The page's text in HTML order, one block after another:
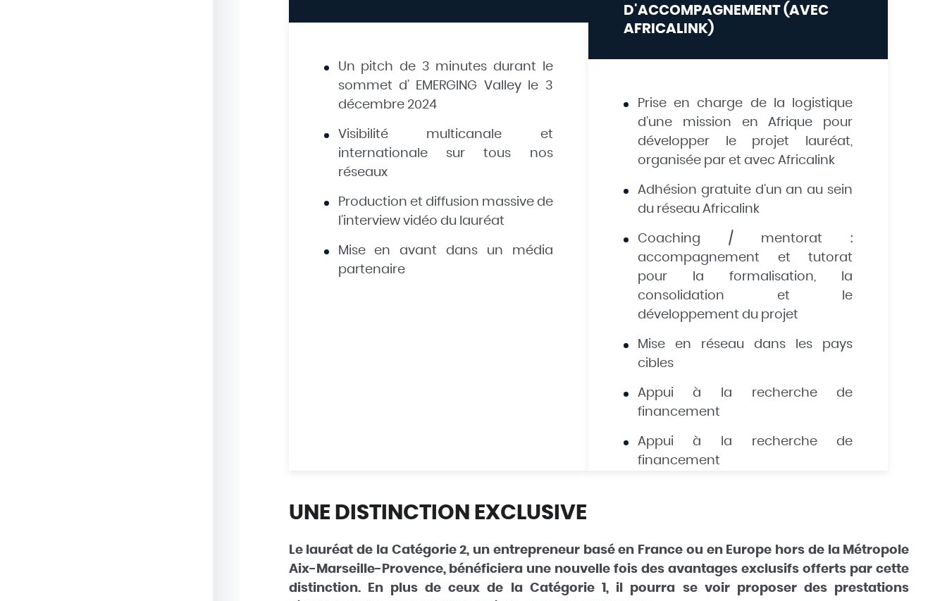
Un pitch de 3 minutes durant le
sommet d’ EMERGING Valley le 3
décembre 2024
Visibilité multicanale et
internationale sur tous nos
réseaux
Production et diffusion massive de
l’interview vidéo du lauréat
Mise en avant dans un média
partenaire
D'ACCOMPAGNEMENT (AVEC
AFRICALINK)
Prise en charge de la logistique
d’une mission en Afrique pour
développer le projet lauréat,
organisée par et avec Africalink
Adhésion gratuite d’un an au sein
du réseau Africalink
Coaching / mentorat :
accompagnement et tutorat
pour la formalisation, la
consolidation et le
développement du projet
Mise en réseau dans les pays
cibles
Appui à la recherche de
financement
Appui à la recherche de
financement
UNE DISTINCTION EXCLUSIVE
Le lauréat de la Catégorie 2, un entrepreneur basé en France ou en Europe hors de la Métropole
Aix-Marseille-Provence, bénéficiera une nouvelle fois des avantages exclusifs offerts par cette
distinction. En plus de ceux de la Catégorie 1, il pourra se voir proposer des prestations